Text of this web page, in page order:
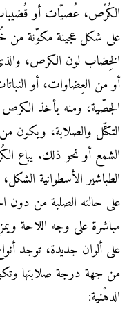
الكُرْص، عُصيّات أو
على شكل عجينة مكوّنة
الخِضاب لون الكرص،
أو من العِضاوات، أو
الجصّية، ومنه يأخذ الكرص
التكتّل والصلابة، ويكون
الشمع أو نحو ذلك. يباع
الطباشير الأسطوانية
على حالته الصلبة من دون
مباشرة على وجه اللاحة
على ألوان جديدة، توجد
من جهة درجة صلابتها
الدهْنية: